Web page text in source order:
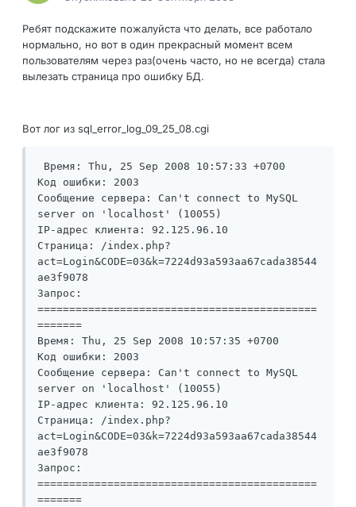
Ребят подскажите пожалуйста что делать, все работало
нормально, но вот в один прекрасный момент всем
пользователям через раз(очень часто, но не всегда) стала
вылезать страница про ошибку БД.
Вот лог из sql_error_log_09_25_08.cgi
Код ошибки: 2003
Сообщение сервера: Can't connect to MySQL
server on 'localhost' (10055)
IP-адрес клиента: 92.125.96.10
Страница: /index.php?
act=Login&CODE=03&k=7224d93a593aa67cada38544
ae3f9078
Запрос:
============================================
=======
Время: Thu, 25 Sep 2008 10:57:35 +0700
Код ошибки: 2003
Сообщение сервера: Can't connect to MySQL
server on 'localhost' (10055)
IP-адрес клиента: 92.125.96.10
Страница: /index.php?
act=Login&CODE=03&k=7224d93a593aa67cada38544
ae3f9078
Запрос:
============================================
=======